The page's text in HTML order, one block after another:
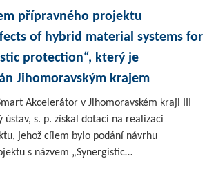
přípravného projektu
of hybrid material systems for
protection“, který je
Jihomoravským krajem
Akcelerátor v Jihomoravském kraji III
ústav, s. p. získal dotaci na realizaci
jehož cílem bylo podání návrhu
s názvem „Synergistic…